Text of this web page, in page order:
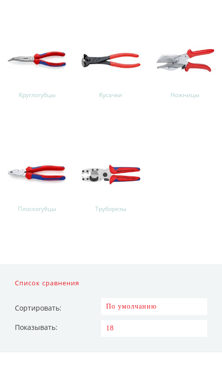
Круглогубцы Кусачки Ножницы
Плоскогубцы Труборезы
Список сравнения
Сортировать:
Показывать: